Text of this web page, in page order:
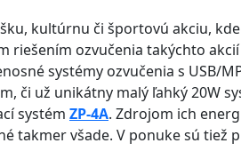
kultúrnu či športovú akciu,
riešením ozvučenia takýchto
systémy ozvučenia s USB/
či už unikátny malý ľahký 20W
systém ZP-4A. Zdrojom ich
takmer všade. V ponuke sú tiež